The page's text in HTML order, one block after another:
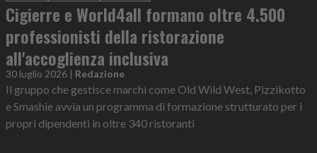
Cigierre e World4all formano oltre 4.500
professionisti della ristorazione
all'accoglienza inclusiva
30 luglio 2026 | Redazione
Il gruppo che gestisce marchi come Old Wild West, Pizzikotto
e Smashie avvia un programma di formazione strutturato per i
propri dipendenti in oltre 340 ristoranti